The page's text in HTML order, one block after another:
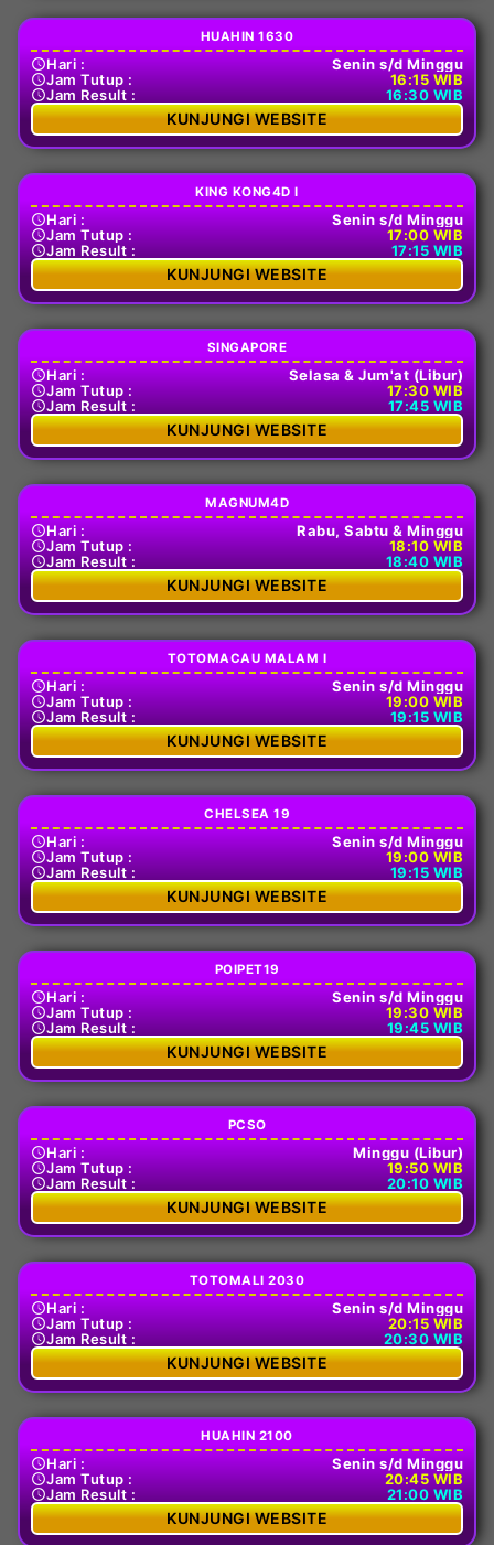
HUAHIN 1630
Hari :
Senin s/d Minggu
Jam Tutup :
16:15 WIB
Jam Result :
16:30 WIB
KUNJUNGI WEBSITE
KING KONG4D I
Hari :
Senin s/d Minggu
Jam Tutup :
17:00 WIB
Jam Result :
17:15 WIB
KUNJUNGI WEBSITE
SINGAPORE
Hari :
Selasa & Jum'at (Libur)
Jam Tutup :
17:30 WIB
Jam Result :
17:45 WIB
KUNJUNGI WEBSITE
MAGNUM4D
Hari :
Rabu, Sabtu & Minggu
Jam Tutup :
18:10 WIB
Jam Result :
18:40 WIB
KUNJUNGI WEBSITE
TOTOMACAU MALAM I
Hari :
Senin s/d Minggu
Jam Tutup :
19:00 WIB
Jam Result :
19:15 WIB
KUNJUNGI WEBSITE
CHELSEA 19
Hari :
Senin s/d Minggu
Jam Tutup :
19:00 WIB
Jam Result :
19:15 WIB
KUNJUNGI WEBSITE
POIPET19
Hari :
Senin s/d Minggu
Jam Tutup :
19:30 WIB
Jam Result :
19:45 WIB
KUNJUNGI WEBSITE
PCSO
Hari :
Minggu (Libur)
Jam Tutup :
19:50 WIB
Jam Result :
20:10 WIB
KUNJUNGI WEBSITE
TOTOMALI 2030
Hari :
Senin s/d Minggu
Jam Tutup :
20:15 WIB
Jam Result :
20:30 WIB
KUNJUNGI WEBSITE
HUAHIN 2100
Hari :
Senin s/d Minggu
Jam Tutup :
20:45 WIB
Jam Result :
21:00 WIB
KUNJUNGI WEBSITE